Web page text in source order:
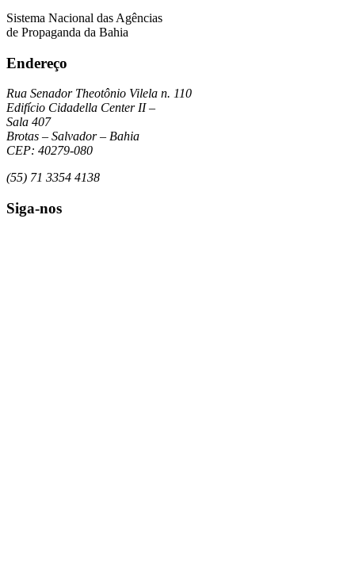
Sistema Nacional das Agências
de Propaganda da Bahia
Endereço
Rua Senador Theotônio Vilela n. 110
Edifício Cidadella Center II –
Sala 407
Brotas – Salvador – Bahia
CEP: 40279-080
(55) 71 3354 4138
Siga-nos